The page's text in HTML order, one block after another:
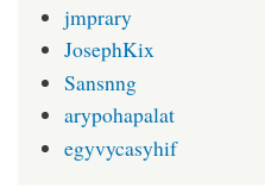
jmprary
JosephKix
Sansnng
arypohapalat
egyvycasyhif